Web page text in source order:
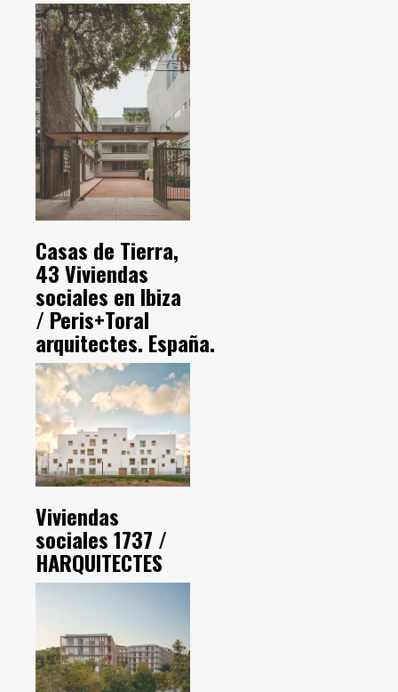
Casas de Tierra,
43 Viviendas
sociales en Ibiza
/ Peris+Toral
arquitectes. España.
Viviendas
sociales 1737 /
HARQUITECTES